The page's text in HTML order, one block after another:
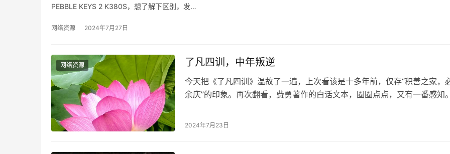
PEBBLE KEYS 2 K380S，想了解下区别，发…
网络资源 2024年7月27日
网络资源 了凡四训，中年叛逆
今天把《了凡四训》温故了一遍，上次看该是十多年前，仅存“积善之家，
余庆”的印象。再次翻看，费勇著作的白话文本，圈圈点点，又有一番感知
2024年7月23日